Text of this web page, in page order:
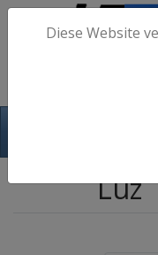
Luz
Diese Website